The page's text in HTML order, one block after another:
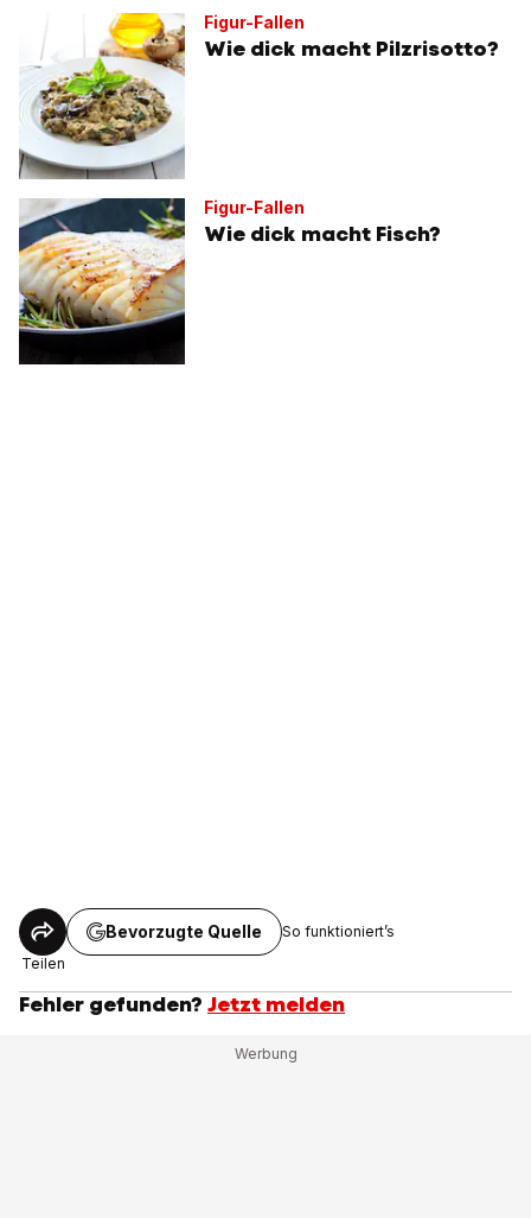
Figur-Fallen
Wie dick macht Pilzrisotto?
Figur-Fallen
Wie dick macht Fisch?
Teilen
Bevorzugte Quelle So funktioniert’s
Fehler gefunden? Jetzt melden